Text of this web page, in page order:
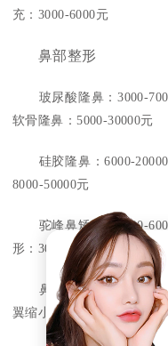
充：3000-6000元
鼻部整形
玻尿酸隆鼻：3000-
软骨隆鼻：5000-30000元
硅胶隆鼻：6000-20000
8000-50000元
驼峰鼻矫正：3000-
形：3000-15000元
鼻小柱整形：3000-
翼缩小：2000-5000元